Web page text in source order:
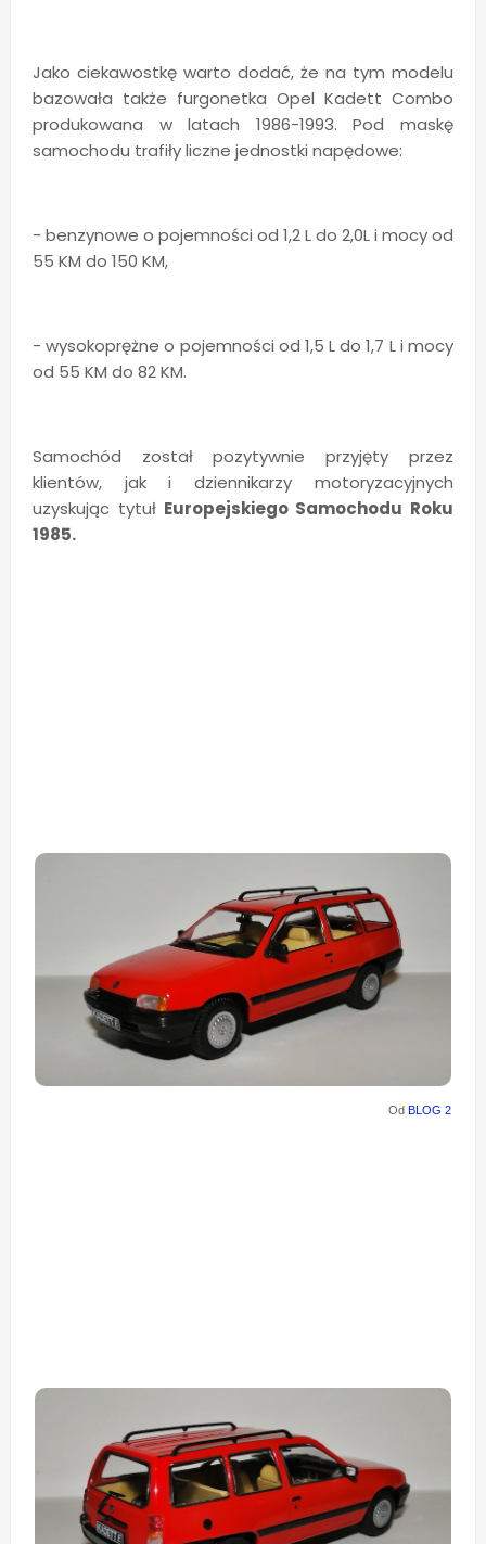
Jako ciekawostkę warto dodać, że na tym modelu
bazowała także furgonetka Opel Kadett Combo
produkowana w latach 1986-1993. Pod maskę
samochodu trafiły liczne jednostki napędowe:
- benzynowe o pojemności od 1,2 L do 2,0L i mocy od
55 KM do 150 KM,
- wysokoprężne o pojemności od 1,5 L do 1,7 L i mocy
od 55 KM do 82 KM.
Samochód został pozytywnie przyjęty przez
klientów, jak i dziennikarzy motoryzacyjnych
uzyskując tytułEuropejskiego Samochodu Roku
1985.
Od BLOG 2